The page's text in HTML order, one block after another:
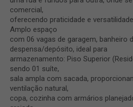
comercial,
oferecendo praticidade e
Amplo espaço
com 06 vagas de garagem, banheiro
despensa/depósito, ideal para
armazenamento: Piso Superior
sendo 01 suíte,
sala ampla com sacada,
ventilação natural,
copa, cozinha com armários